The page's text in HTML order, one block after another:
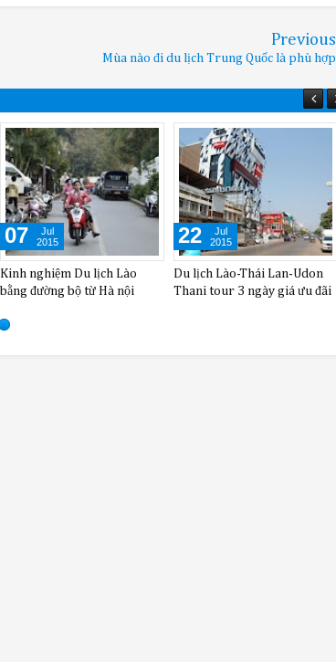
Previous
Mùa nào đi du lịch Trung Quốc là phù hợp
Một vài chú ý về phương tiện
khi du lịch Lào
02
Jul
2015
Tour du lich lao nổi tiếng đi
tour Lào với 5 món ngon
14
Aug
2015